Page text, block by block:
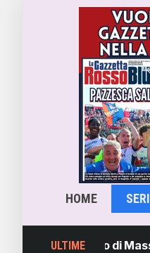
HOME
ULTIME
l’intervento di Massi: